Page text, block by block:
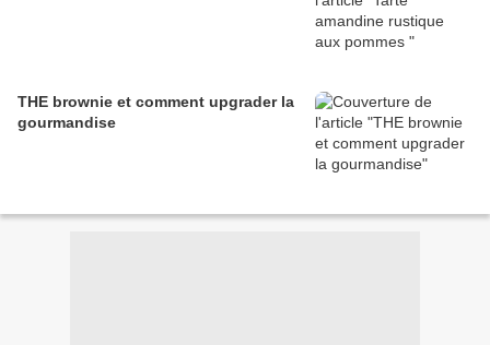
THE brownie et comment upgrader la
gourmandise